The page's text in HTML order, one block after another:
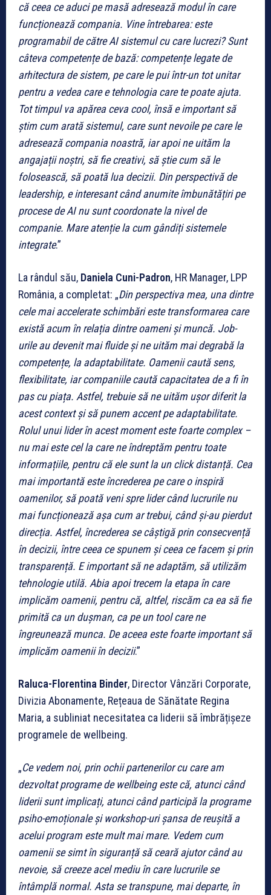
că ceea ce aduci pe masă adresează modul în care
funcționează compania. Vine întrebarea: este
programabil de către AI sistemul cu care lucrezi? Sunt
câteva competențe de bază: competențe legate de
arhitectura de sistem, pe care le pui într-un tot unitar
pentru a vedea care e tehnologia care te poate ajuta.
Tot timpul va apărea ceva cool, însă e important să
știm cum arată sistemul, care sunt nevoile pe care le
adresează compania noastră, iar apoi ne uităm la
angajații noștri, să fie creativi, să știe cum să le
folosească, să poată lua decizii. Din perspectivă de
leadership, e interesant când anumite îmbunătățiri pe
procese de AI nu sunt coordonate la nivel de
companie. Mare atenție la cum gândiți sistemele
integrate.”
La rândul său, Daniela Cuni-Padron, HR Manager, LPP
România, a completat: „Din perspectiva mea, una dintre
cele mai accelerate schimbări este transformarea care
există acum în relația dintre oameni și muncă. Job-
urile au devenit mai fluide și ne uităm mai degrabă la
competențe, la adaptabilitate. Oamenii caută sens,
flexibilitate, iar companiile caută capacitatea de a fi în
pas cu piața. Astfel, trebuie să ne uităm ușor diferit la
acest context și să punem accent pe adaptabilitate.
Rolul unui lider în acest moment este foarte complex –
nu mai este cel la care ne îndreptăm pentru toate
informațiile, pentru că ele sunt la un click distanță. Cea
mai importantă este încrederea pe care o inspiră
oamenilor, să poată veni spre lider când lucrurile nu
mai funcționează așa cum ar trebui, când și-au pierdut
direcția. Astfel, încrederea se câștigă prin consecvență
în decizii, între ceea ce spunem și ceea ce facem și prin
transparență. E important să ne adaptăm, să utilizăm
tehnologie utilă. Abia apoi trecem la etapa în care
implicăm oamenii, pentru că, altfel, riscăm ca ea să fie
primită ca un dușman, ca pe un tool care ne
îngreunează munca. De aceea este foarte important să
implicăm oamenii în decizii.”
Raluca-Florentina Binder, Director Vânzări Corporate,
Divizia Abonamente, Rețeaua de Sănătate Regina
Maria, a subliniat necesitatea ca liderii să îmbrățișeze
programele de wellbeing.
„Ce vedem noi, prin ochii partenerilor cu care am
dezvoltat programe de wellbeing este că, atunci când
liderii sunt implicați, atunci când participă la programe
psiho-emoționale și workshop-uri șansa de reușită a
acelui program este mult mai mare. Vedem cum
oamenii se simt în siguranță să ceară ajutor când au
nevoie, să creeze acel mediu în care lucrurile se
întâmplă normal. Asta se transpune, mai departe, în